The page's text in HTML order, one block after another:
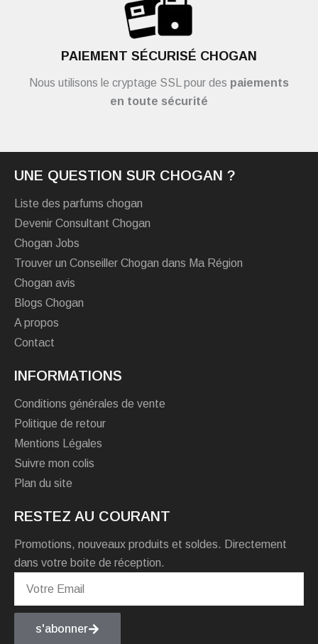
PAIEMENT SÉCURISÉ CHOGAN
Nous utilisons le cryptage SSL pour des paiements
en toute sécurité
UNE QUESTION SUR CHOGAN ?
Liste des parfums chogan
Devenir Consultant Chogan
Chogan Jobs
Trouver un Conseiller Chogan dans Ma Région
Chogan avis
Blogs Chogan
A propos
Contact
INFORMATIONS
Conditions générales de vente
Politique de retour
Mentions Légales
Suivre mon colis
Plan du site
RESTEZ AU COURANT
Promotions, nouveaux produits et soldes. Directement
dans votre boite de réception.
s'abonner